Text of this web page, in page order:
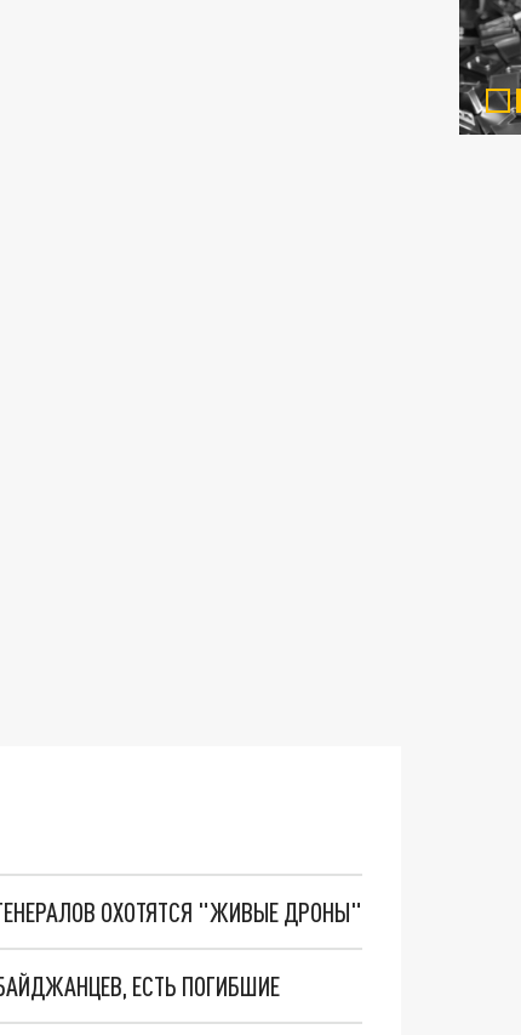
ОХОТЯТСЯ "ЖИВЫЕ ДРОНЫ"
ЕСТЬ ПОГИБШИЕ